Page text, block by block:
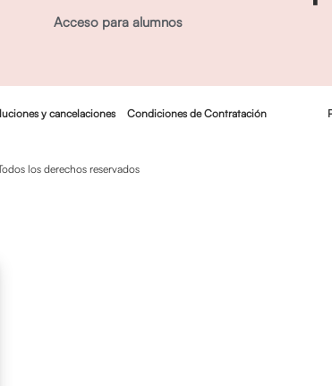
Acceso para alumnos
y cancelaciones Condiciones de Contratación
los derechos reservados